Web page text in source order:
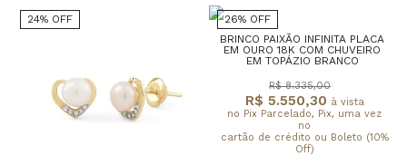
24% OFF
26% OFF
BRINCO PAIXÃO INFINITA PLACA
EM OURO 18K COM CHUVEIRO
EM TOPÁZIO BRANCO
R$ 5.550,30 à vista
no Pix Parcelado, Pix, uma vez
no
cartão de crédito ou Boleto (10%
Off)
R$ 8.335,00